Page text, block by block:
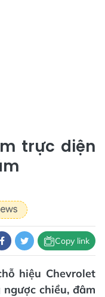
trực diện
Copy link
hiệu Chevrolet
chiều, đâm